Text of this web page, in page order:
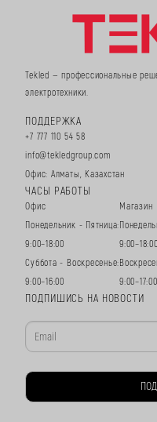
Tekled — профессиональные
электротехники.
ПОДДЕРЖКА
+7 777 110 54 58
info@tekledgroup.com
Офис: Алматы, Казахстан
ЧАСЫ РАБОТЫ
Офис
Понедельник - Пятница:
9:00–18:00
Суббота - Воскресенье:
9:00–16:00
Магазин
9:00–18:00
9:00–17:00
ПОДПИШИСЬ НА НОВОСТИ